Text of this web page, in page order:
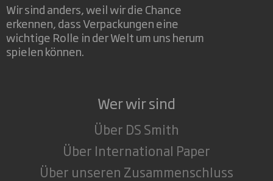
Wir sind anders, weil wir die Chance
erkennen, dass Verpackungen eine
wichtige Rolle in der Welt um uns herum
spielen können.
Wer wir sind
Über DS Smith
Über International Paper
Über unseren Zusammenschluss